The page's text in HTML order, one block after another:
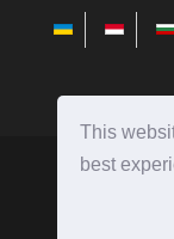
This
best
Савети за